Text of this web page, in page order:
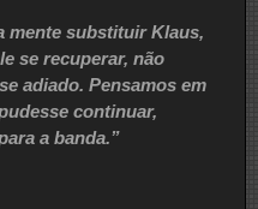
mente substituir Klaus,
se recuperar, não
adiado. Pensamos em
continuar,
a banda.”